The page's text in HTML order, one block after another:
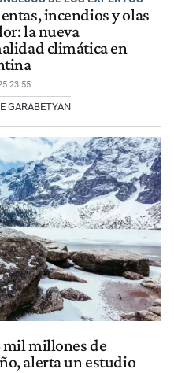
incendios y olas
la nueva
climática en
23:55
GARABETYAN
mil millones de
alerta un estudio